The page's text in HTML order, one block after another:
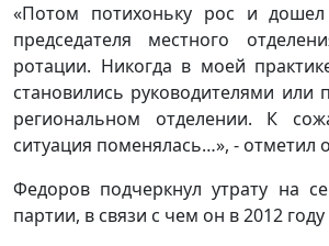
«Потом потихоньку рос и дошел
председателя местного
ротации. Никогда в моей
становились руководителями
региональном отделении. К
ситуация поменялась…», - отметил
Федоров подчеркнул утрату на
партии, в связи с чем он в 2012